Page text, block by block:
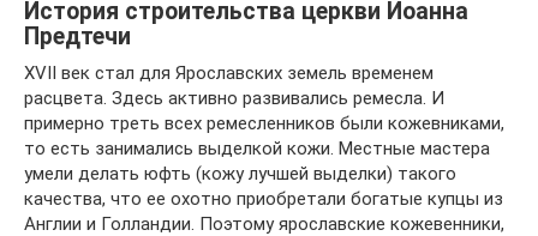
История строительства церкви Иоанна
Предтечи
XVII век стал для Ярославских земель временем
расцвета. Здесь активно развивались ремесла. И
примерно треть всех ремесленников были кожевниками,
то есть занимались выделкой кожи. Местные мастера
умели делать юфть (кожу лучшей выделки) такого
качества, что ее охотно приобретали богатые купцы из
Англии и Голландии. Поэтому ярославские кожевенники,